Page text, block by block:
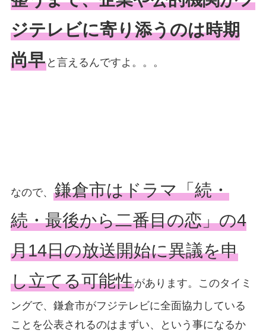
ジテレビに寄り添うのは時期
尚早と言えるんですよ。。。
なので、 鎌倉市はドラマ「続・
続・最後から二番目の恋」の4
月14日の放送開始に異議を申
し立てる可能性があります。このタイミ
ングで、鎌倉市がフジテレビに全面協力している
ことを公表されるのはまずい、という事になるか